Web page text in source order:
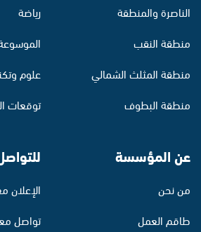
الناصرة والمنطقة
منطقة النقب
منطقة المثلث الشمالي
منطقة البطوف
رياضة
علوم
توقعات
عن المؤسسة
من نحن
طاقم العمل
الإعلان
تواصل